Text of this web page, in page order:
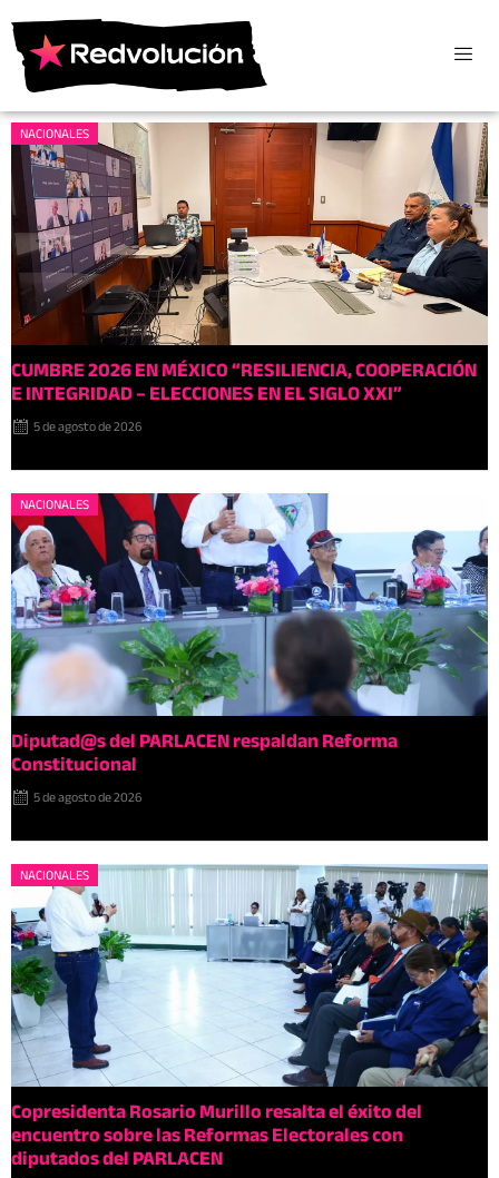
NACIONALES
CUMBRE 2026 EN MÉXIC0 “RESILIENCIA, COOPERACIÓN
E INTEGRIDAD – ELECCIONES EN EL SIGLO XXI”
5 de agosto de 2026
NACIONALES
Diputad@s del PARLACEN respaldan Reforma
Constitucional
5 de agosto de 2026
NACIONALES
Copresidenta Rosario Murillo resalta el éxito del
encuentro sobre las Reformas Electorales con
diputados del PARLACEN